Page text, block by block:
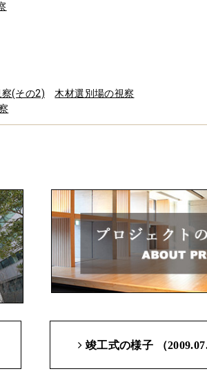
(その2)
木材選別場の視察
竣工式の様子 （